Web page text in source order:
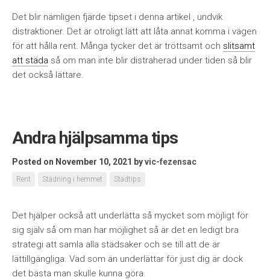
Det blir nämligen fjärde tipset i denna artikel , undvik
distraktioner. Det är otroligt lätt att låta annat komma i vägen
för att hålla rent. Många tycker det är tröttsamt och slitsamt
att städa så om man inte blir distraherad under tiden så blir
det också lättare.
Andra hjälpsamma tips
Posted on November 10, 2021 byvic-fezensac
Rent Städning i hemmet Städtips
Det hjälper också att underlätta så mycket som möjligt för
sig själv så om man har möjlighet så är det en ledigt bra
strategi att samla alla städsaker och se till att de är
lättillgängliga. Vad som än underlättar för just dig är dock
det bästa man skulle kunna göra.